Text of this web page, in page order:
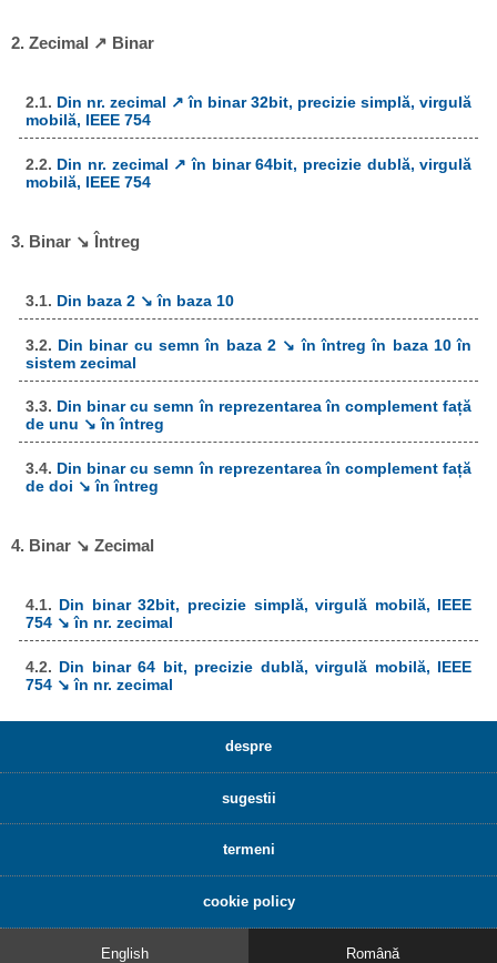
2. Zecimal ↗ Binar
2.1. Din nr. zecimal ↗ în binar 32bit, precizie simplă, virgulă
mobilă, IEEE 754
2.2. Din nr. zecimal ↗ în binar 64bit, precizie dublă, virgulă
mobilă, IEEE 754
3. Binar ↘ Întreg
3.1. Din baza 2 ↘ în baza 10
3.2. Din binar cu semn în baza 2 ↘ în întreg în baza 10 în
sistem zecimal
3.3. Din binar cu semn în reprezentarea în complement față
de unu ↘ în întreg
3.4. Din binar cu semn în reprezentarea în complement față
de doi ↘ în întreg
4. Binar ↘ Zecimal
4.1. Din binar 32bit, precizie simplă, virgulă mobilă, IEEE
754 ↘ în nr. zecimal
4.2. Din binar 64 bit, precizie dublă, virgulă mobilă, IEEE
754 ↘ în nr. zecimal
despre
sugestii
termeni
cookie policy
English Română